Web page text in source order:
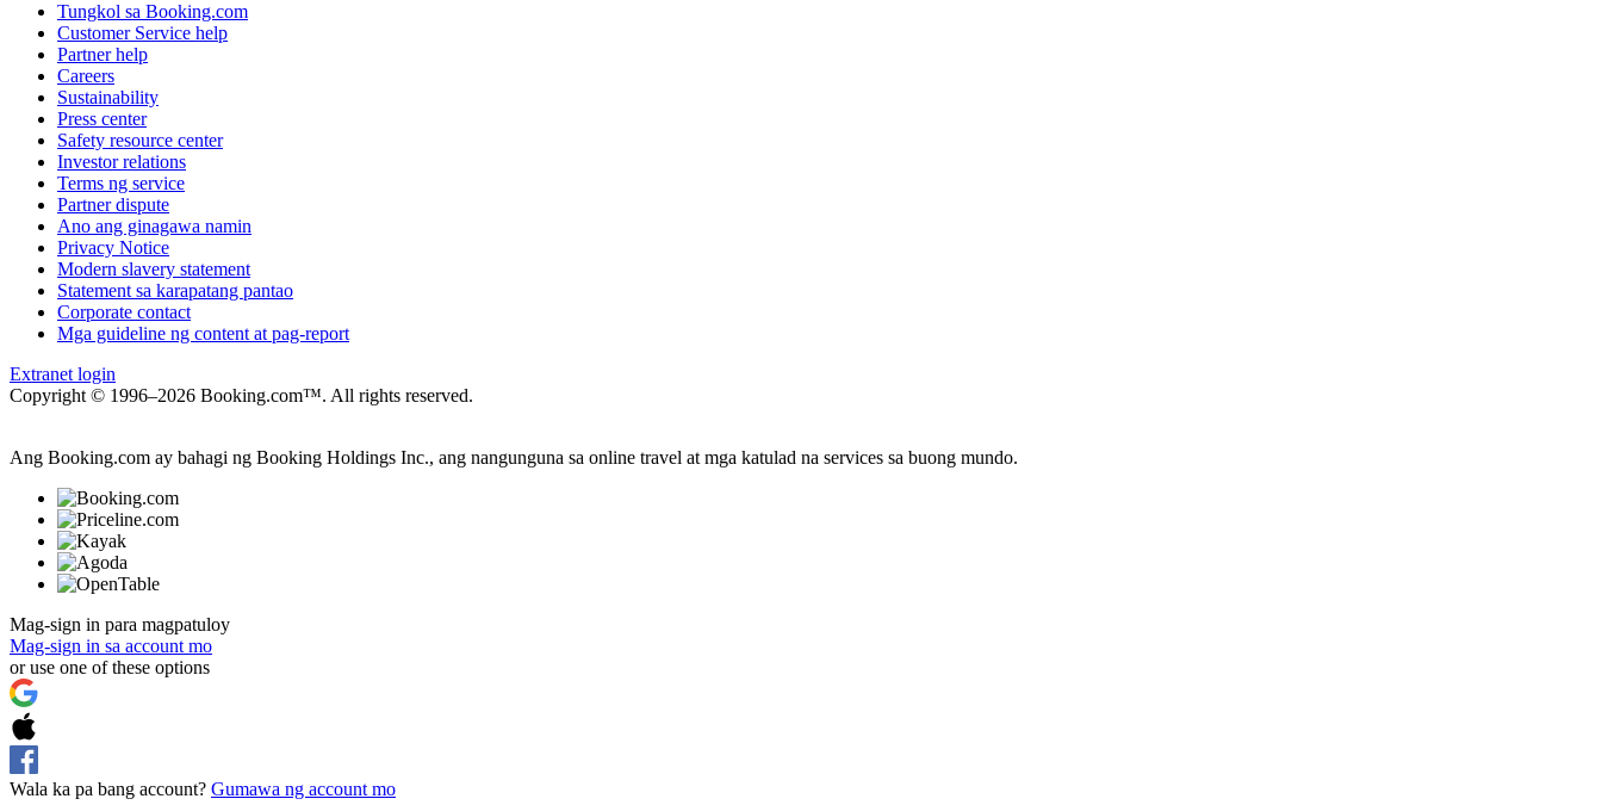
Tungkol sa Booking.com
Customer Service help
Partner help
Careers
Sustainability
Press center
Safety resource center
Investor relations
Terms ng service
Partner dispute
Ano ang ginagawa namin
Privacy Notice
Modern slavery statement
Statement sa karapatang pantao
Corporate contact
Mga guideline ng content at pag-report
Extranet login
Copyright © 1996–2026 Booking.com™. All rights reserved.
Ang Booking.com ay bahagi ng Booking Holdings Inc., ang nangunguna sa online travel at mga katulad na services sa buong mundo.
Mag-sign in para magpatuloy
Mag-sign in sa account mo
or use one of these options
Wala ka pa bang account? Gumawa ng account mo